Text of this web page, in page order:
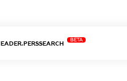
BETA